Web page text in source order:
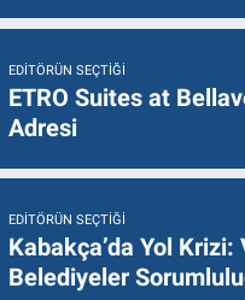
EDITÖRÜN SEÇTIĞI
ETRO Suites at
Adresi
EDITÖRÜN SEÇTIĞI
Kabakça’da Yol
Belediyeler